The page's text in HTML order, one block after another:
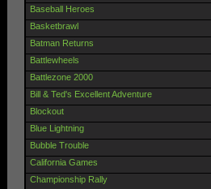
Baseball Heroes
Basketbrawl
Batman Returns
Battlewheels
Battlezone 2000
Bill & Ted's Excellent Adventure
Blockout
Blue Lightning
Bubble Trouble
California Games
Championship Rally